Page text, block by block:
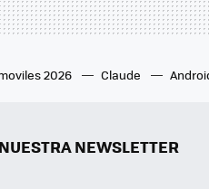
2026 Claude
NEWSLETTER